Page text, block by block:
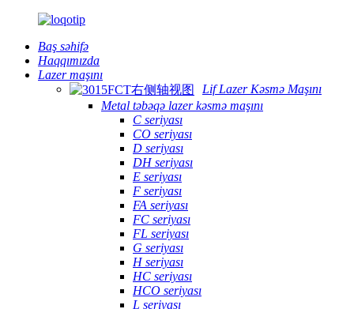
Baş səhifə
Haqqımızda
Lazer maşını
Lif Lazer Kəsmə Maşını
Metal təbəqə lazer kəsmə maşını
C seriyası
CO seriyası
D seriyası
DH seriyası
E seriyası
F seriyası
FA seriyası
FC seriyası
FL seriyası
G seriyası
H seriyası
HC seriyası
HCO seriyası
L seriyası